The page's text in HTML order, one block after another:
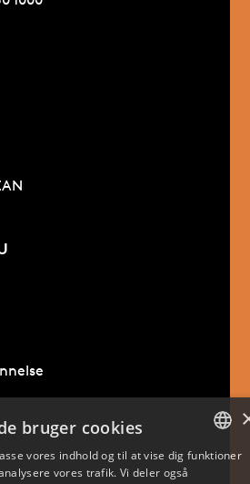
bruger cookies
vores indhold og til at vise dig funktioner
vores trafik. Vi deler også